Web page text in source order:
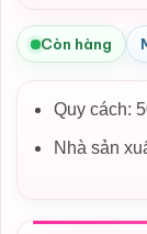
Còn hàng
Quy cách:
Nhà sản